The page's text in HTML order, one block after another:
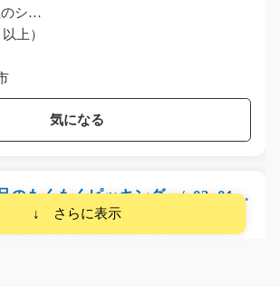
のシ…
上）
気になる
のもくもくピッキング /y03_0151
を有する半導体部品の製造販売会社の